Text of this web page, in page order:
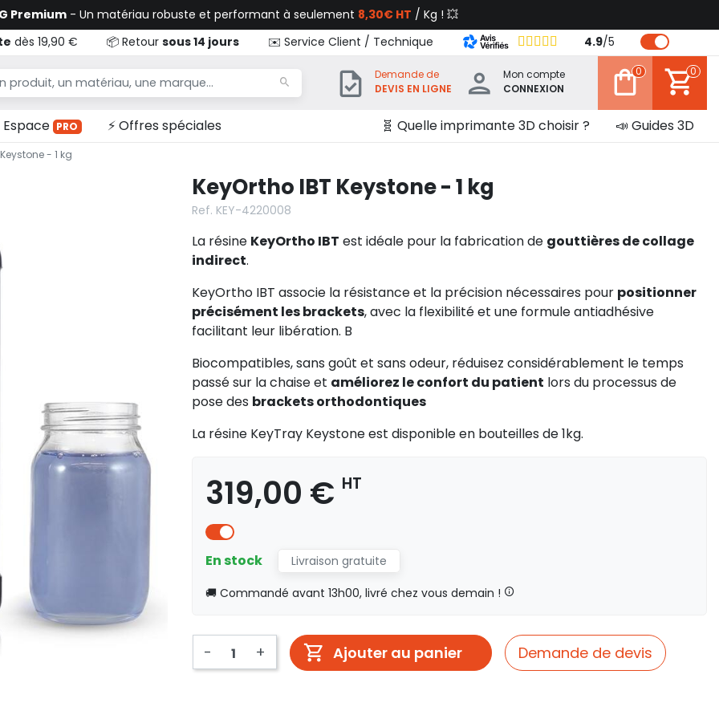
Premium - Un matériau robuste et performant à seulement 8,30€ HT / Kg ! 💥
dès 19,90 € 📦 Retour sous 14 jours ✉️ Service Client / Technique 4.9/5
Demande de
DEVIS EN LIGNE
Mon compte
CONNEXION
0 0
Espace PRO ⚡ Offres spéciales 🧬 Quelle imprimante 3D choisir ? 📣 Guides 3D
- 1 kg
KeyOrtho IBT Keystone - 1 kg
Ref. KEY-4220008
La résine KeyOrtho IBT est idéale pour la fabrication de gouttières de collage
indirect.
KeyOrtho IBT associe la résistance et la précision nécessaires pour positionner
précisément les brackets, avec la flexibilité et une formule antiadhésive
facilitant leur libération. B
Biocompatibles, sans goût et sans odeur, réduisez considérablement le temps
passé sur la chaise et améliorez le confort du patient lors du processus de
pose des brackets orthodontiques
La résine KeyTray Keystone est disponible en bouteilles de 1kg.
319,00 € HT
En stock
Livraison gratuite
🚚 Commandé avant 13h00, livré chez vous demain !
- + Ajouter au panier Demande de devis